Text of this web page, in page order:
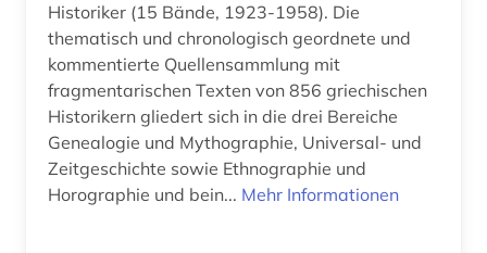
Historiker (15 Bände, 1923-1958). Die
thematisch und chronologisch geordnete und
kommentierte Quellensammlung mit
fragmentarischen Texten von 856 griechischen
Historikern gliedert sich in die drei Bereiche
Genealogie und Mythographie, Universal- und
Zeitgeschichte sowie Ethnographie und
Horographie und bein... Mehr Informationen